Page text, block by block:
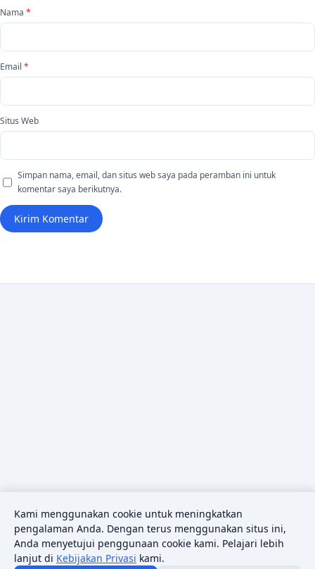
Nama *
Email *
Situs Web
Simpan nama, email, dan situs web saya pada peramban ini untuk
komentar saya berikutnya.
Kami menggunakan cookie untuk meningkatkan
pengalaman Anda. Dengan terus menggunakan situs ini,
Anda menyetujui penggunaan cookie kami. Pelajari lebih
lanjut di Kebijakan Privasi kami.